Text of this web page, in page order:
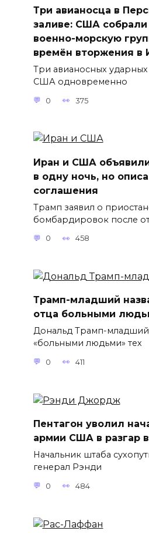
Три авианосца в
заливе: США
военно-морскую
времён вторжения в
Три авианосных
США одновременно
0 375
Иран и США
в одну ночь, но
соглашения
Трамп заявил о
бомбардировок после
0 458
Трамп-младший
отца больными
Дональд Трамп-младший
«больными людьми» тех
0 411
Пентагон уволил
армии США в разгар
Начальник штаба
генерал Рэнди
0 484